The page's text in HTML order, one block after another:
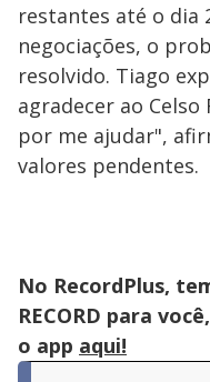
restantes até o dia
negociações, o
resolvido. Tiago
agradecer ao Celso
por me ajudar",
valores pendentes.
No RecordPlus,
RECORD para
o app aqui!